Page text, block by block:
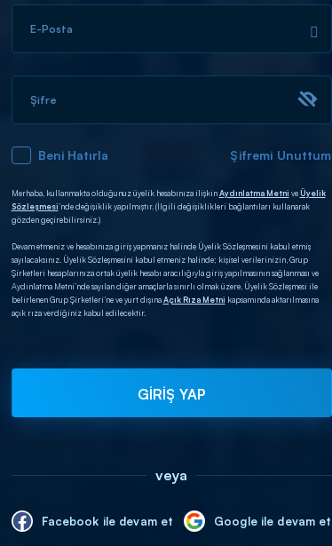
E-Posta
Şifre
Beni Hatırla Şifremi Unuttum
Merhaba, kullanmakta olduğunuz üyelik hesabınıza ilişkinAydınlatma Metni veÜyelik
Sözleşmesi’nde değişiklik yapılmıştır. (İlgili değişiklikleri bağlantıları kullanarak
gözden geçirebilirsiniz.)
Devam etmeniz ve hesabınıza giriş yapmanız halinde Üyelik Sözleşmesini kabul etmiş
sayılacaksınız. Üyelik Sözleşmesini kabul etmeniz halinde; kişisel verilerinizin, Grup
Şirketleri hesaplarınıza ortak üyelik hesabı aracılığıyla giriş yapılmasının sağlanması ve
Aydınlatma Metni’nde sayılan diğer amaçlarla sınırlı olmak üzere, Üyelik Sözleşmesi ile
belirlenen Grup Şirketleri’ne ve yurt dışınaAçık Rıza Metni kapsamında aktarılmasına
açık rıza verdiğiniz kabul edilecektir.
GİRİŞ YAP
veya
Facebook ile devam et Google ile devam et